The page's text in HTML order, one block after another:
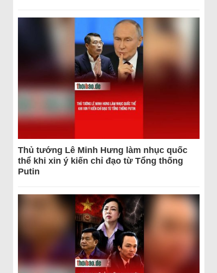
Thủ tướng Lê Minh Hưng làm nhục quốc
thể khi xin ý kiến chỉ đạo từ Tổng thống
Putin